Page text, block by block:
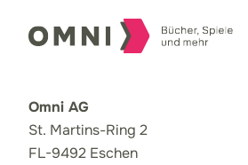
Omni AG
St. Martins-Ring 2
FL-9492 Eschen